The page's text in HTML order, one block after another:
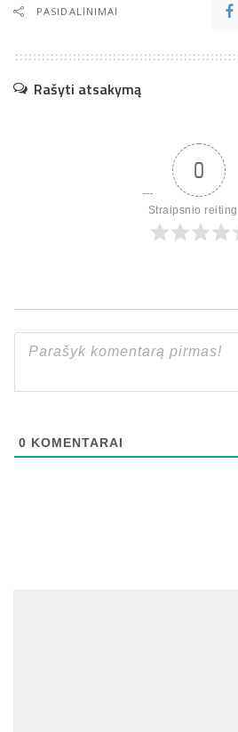
PASIDALINIMAI
Rašyti atsakymą
0
Straipsnio
0 KOMENTARAI